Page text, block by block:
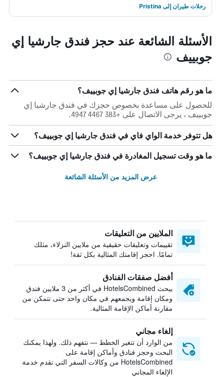
رحلات طيران إلى Pristina
الأسئلة الشائعة عند حجز فندق جارشيا إي
جوبييف
ما هو رقم هاتف فندق جارشيا إي جوبييف؟
للحصول على مساعدة بخصوص حجزك في فندق جارشيا إي
جوبييف ، يرجى الاتصال على +383 4467 4947.
هل تتوفر خدمة الواي فاي في فندق جارشيا إي جوبييف؟
ما هو وقت تسجيل المغادرة في فندق جارشيا إي جوبييف؟
عرض المزيد من الأسئلة الشائعة
الملايين من التعليقات
تقييمات وتعليقات حقيقية من ملايين النزلاء، مثلك
تمامًا. احجز إقامتك المثالية بكل ثقة!
أفضل صفقات الفنادق
يبحث HotelsCombined في أكثر من 3 ملايين فندق
ومكان إقامة ويجمعهم في مكان واحد حتى تتمكن من
مقارنة أماكن الإقامة المثالية.
إلغاء مجاني
من الوارد أن تتغير الخطط — نتفهم ذلك. ولهذا يمكنك
البحث وحجز فنادق وأماكن إقامة على
HotelsCombined من وكالات السفر التي تقدم خدمة
الإلغاء المجاني